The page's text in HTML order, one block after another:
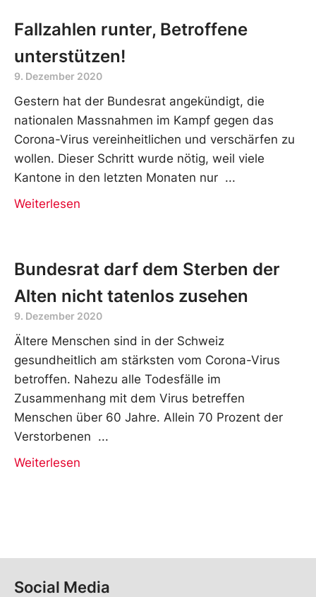
Fallzahlen runter, Betroffene
unterstützen!
9. Dezember 2020
Gestern hat der Bundesrat angekündigt, die
nationalen Massnahmen im Kampf gegen das
Corona-Virus vereinheitlichen und verschärfen zu
wollen. Dieser Schritt wurde nötig, weil viele
Kantone in den letzten Monaten nur
Weiterlesen
Bundesrat darf dem Sterben der
Alten nicht tatenlos zusehen
9. Dezember 2020
Ältere Menschen sind in der Schweiz
gesundheitlich am stärksten vom Corona-Virus
betroffen. Nahezu alle Todesfälle im
Zusammenhang mit dem Virus betreffen
Menschen über 60 Jahre. Allein 70 Prozent der
Verstorbenen
Weiterlesen
Social Media